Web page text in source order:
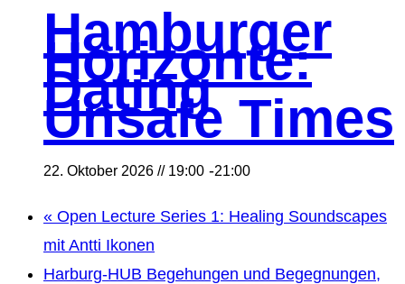
Hamburger
Horizonte:
Dating
Unsafe Times
22. Oktober 2026 // 19:00 -21:00
« Open Lecture Series 1: Healing Soundscapes
mit Antti Ikonen
Harburg-HUB Begehungen und Begegnungen,